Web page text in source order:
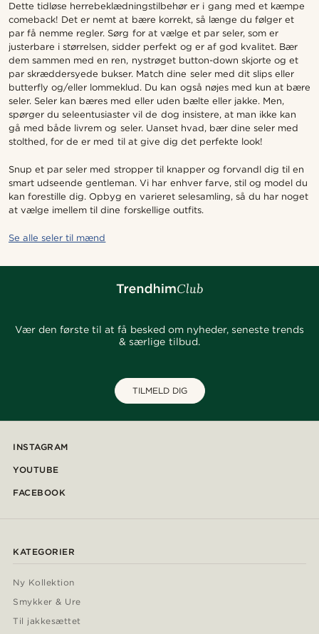
Dette tidløse herrebeklædningstilbehør er i gang med et kæmpe
comeback! Det er nemt at bære korrekt, så længe du følger et
par få nemme regler. Sørg for at vælge et par seler, som er
justerbare i størrelsen, sidder perfekt og er af god kvalitet. Bær
dem sammen med en ren, nystrøget button-down skjorte og et
par skræddersyede bukser. Match dine seler med dit slips eller
butterfly og/eller lommeklud. Du kan også nøjes med kun at bære
seler. Seler kan bæres med eller uden bælte eller jakke. Men,
spørger du seleentusiaster vil de dog insistere, at man ikke kan
gå med både livrem og seler. Uanset hvad, bær dine seler med
stolthed, for de er med til at give dig det perfekte look!
Snup et par seler med stropper til knapper og forvandl dig til en
smart udseende gentleman. Vi har enhver farve, stil og model du
kan forestille dig. Opbyg en varieret selesamling, så du har noget
at vælge imellem til dine forskellige outfits.
Se alle seler til mænd
Vær den første til at få besked om nyheder, seneste trends
& særlige tilbud.
TILMELD DIG
INSTAGRAM
YOUTUBE
FACEBOOK
KATEGORIER
Ny Kollektion
Smykker & Ure
Til jakkesættet